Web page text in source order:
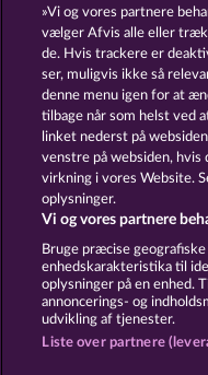
FRUIT MANIA RHFP
Vilkår og
Kontakt
Indsend
»Vi og vores partnere
vælger Afvis alle eller
de. Hvis trackere er
ser, muligvis ikke så
denne menu igen for at
tilbage når som helst ved
linket nederst på
venstre på websiden,
virkning i vores Website.
oplysninger.
Vi og vores partnere
Bruge præcise
enhedskarakteristika til
oplysninger på en enhed.
annoncerings- og
udvikling af tjenester.
Liste over partnere